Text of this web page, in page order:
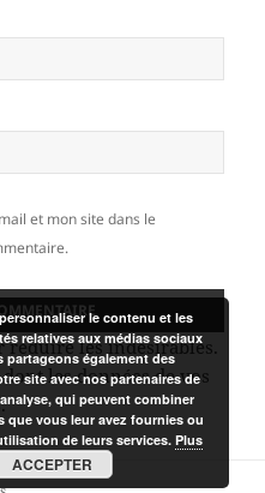
et mon site dans le
réduire les indésirables.
les données de vos
.
le contenu et les
relatives aux médias sociaux
également des
site avec nos partenaires de
qui peuvent combiner
que vous leur avez fournies ou
de leurs services.Plus
ACCEPTER